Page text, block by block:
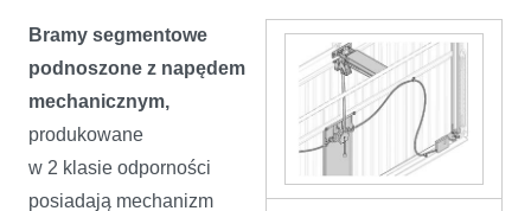
Bramy segmentowe
podnoszone z napędem
mechanicznym,
produkowane
w 2 klasie odporności
posiadają mechanizm